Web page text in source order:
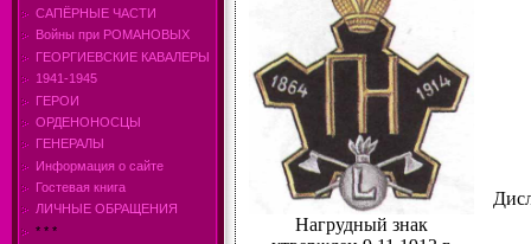
САПЁРНЫЕ ЧАСТИ
Войны при РОМАНОВЫХ
ГЕОРГИЕВСКИЕ КАВАЛЕРЫ
1941-1945
ГЕРОИ
ОРДЕНОНОСЦЫ
ГЕНЕРАЛЫ
Информация о сайте
Гостевая книга
ЛИЧНЫЕ ОБРАЩЕНИЯ
* * *
Нагрудный знак